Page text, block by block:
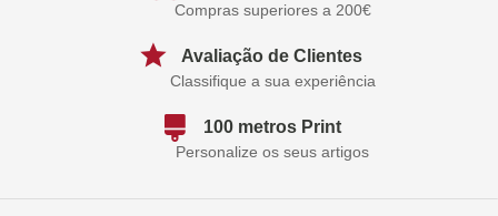
Compras superiores a 200€
Avaliação de Clientes
Classifique a sua experiência
100 metros Print
Personalize os seus artigos